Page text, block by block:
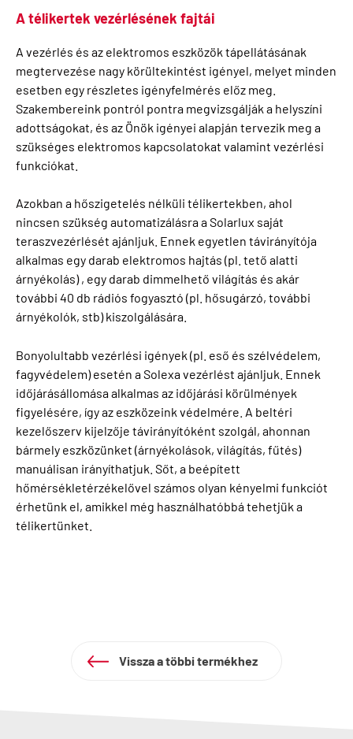
A télikertek vezérlésének fajtái
A vezérlés és az elektromos eszközök tápellátásának
megtervezése nagy körültekintést igényel, melyet minden
esetben egy részletes igényfelmérés előz meg.
Szakembereink pontról pontra megvizsgálják a helyszíni
adottságokat, és az Önök igényei alapján tervezik meg a
szükséges elektromos kapcsolatokat valamint vezérlési
funkciókat.
Azokban a hőszigetelés nélküli télikertekben, ahol
nincsen szükség automatizálásra a Solarlux saját
teraszvezérlését ajánljuk. Ennek egyetlen távirányítója
alkalmas egy darab elektromos hajtás (pl. tető alatti
árnyékolás) , egy darab dimmelhető világítás és akár
további 40 db rádiós fogyasztó (pl. hősugárzó, további
árnyékolók, stb) kiszolgálására.
Bonyolultabb vezérlési igények (pl. eső és szélvédelem,
fagyvédelem) esetén a Solexa vezérlést ajánljuk. Ennek
időjárásállomása alkalmas az időjárási körülmények
figyelésére, így az eszközeink védelmére. A beltéri
kezelőszerv kijelzője távirányítóként szolgál, ahonnan
bármely eszközünket (árnyékolások, világítás, fűtés)
manuálisan irányíthatjuk. Sőt, a beépített
hőmérsékletérzékelővel számos olyan kényelmi funkciót
érhetünk el, amikkel még használhatóbbá tehetjük a
télikertünket.
Vissza a többi termékhez